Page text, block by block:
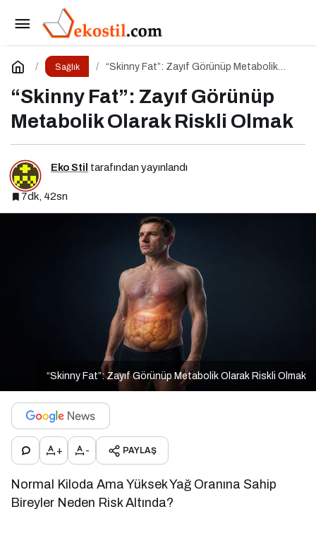
Sağlık
“Skinny Fat”: Zayıf Görünüp Metabolik
“Skinny Fat”: Zayıf Görünüp
Metabolik Olarak Riskli Olmak
Eko Stil tarafından yayınlandı
7dk, 42sn
“Skinny Fat”: Zayıf Görünüp Metabolik Olarak Riskli Olmak
+ - PAYLAŞ
Normal Kiloda Ama Yüksek Yağ Oranına Sahip
Bireyler Neden Risk Altında?
“Skinny Fat”: Zayıf Görünüp Metabolik Olarak
Riskli Olmak
Yorum Yap